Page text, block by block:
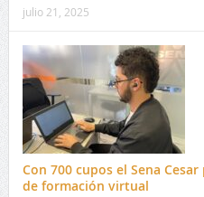
julio 21, 2025
Con 700 cupos el Sena
de formación virtual